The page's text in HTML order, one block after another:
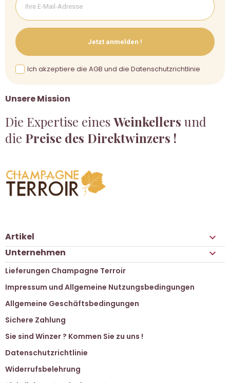
Unsere Mission
Die Expertise einesWeinkellers und
die Preise des Direktwinzers !
Jetzt anmelden !
Ich akzeptiere die AGB und die Datenschutzrichtlinie
Artikel 
Unternehmen 
Lieferungen Champagne Terroir
Impressum und Allgemeine Nutzungsbedingungen
Allgemeine Geschäftsbedingungen
Sichere Zahlung
Sie sind Winzer ? Kommen Sie zu uns !
Datenschutzrichtlinie
Widerrufsbelehrung